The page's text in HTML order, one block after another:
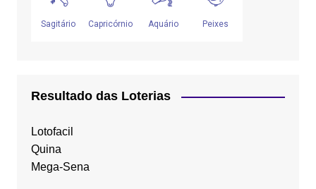
Resultado das Loterias
Lotofacil
Quina
Mega-Sena